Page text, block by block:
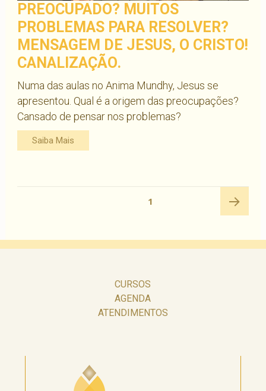
PREOCUPADO? MUITOS
PROBLEMAS PARA RESOLVER?
MENSAGEM DE JESUS, O CRISTO!
CANALIZAÇÃO.
Numa das aulas no Anima Mundhy, Jesus se
apresentou. Qual é a origem das preocupações?
Cansado de pensar nos problemas?
Saiba Mais
PÁGINA1
CURSOS
AGENDA
ATENDIMENTOS